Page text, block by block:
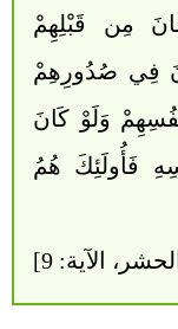
مِن قَبْلِهِمْ
فِي صُدُورِهِمْ
وَلَوْ كَانَ
فَأُولَئِكَ هُمُ
الآية: 9]